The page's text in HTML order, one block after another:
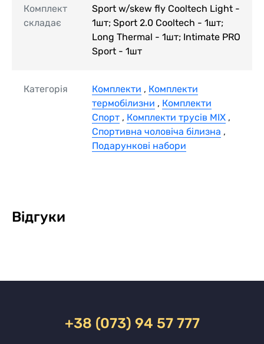
Комплект
складає
Sport w/skew fly Cooltech Light -
1шт; Sport 2.0 Cooltech - 1шт;
Long Thermal - 1шт; Intimate PRO
Sport - 1шт
Категорія Комплекти , Комплекти
термобілизни , Комплекти
Спорт , Комплекти трусів MIX ,
Спортивна чоловіча білизна ,
Подарункові набори
Відгуки
+38 (073) 94 57 777